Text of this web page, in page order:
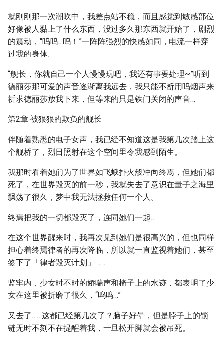
就刚刚那一次潮吹中，我差点站不稳，而且感觉到敏感部位
好像被人黏上了什么东西，没过多久那东西就开始了，剧烈
的震动，“呜呜…呜！”一阵阵强烈的快感如同，电流一样穿
过我的身体。
“舰长，你就自己一个人慢慢玩吧，我还有事要处理~”听到
德丽莎那可爱的声音逐渐离我远去，我只能不断用呜烟声来
祈求德丽莎放我下来，但等来的只是铁门关闭的声音…
第2章 被狠狠的欺负的舰长
伴随着熟悉的电子女声，我已经不知道这是我第几次踏上这
个舰桥了，烈日照射在这个空间里令我感到陌生。
我那时看着她们为了世界如飞蛾扑火般冲向终焉，但她们都
死了，在世界毁灭的前一秒，我就失去了意识在量子之海里
飘荡了很久，梦中我无法拯救任何一个人。
终焉把我的一切都毁灭了，连同她们一起…
在这个世界醒来时，我再次见到她们是很高兴的，但也同样
担心着终焉律者的再次降临，所以就一直监视着她们，甚至
签下了「律者毁灭计划」……
监牢内，少女时不时的娇喘声和椅子上的水迹，都表明了少
女在这里被折磨了很久，“呜呜…”
又去了……这都已经第几次了？脑子好晕，但是脖子上的锁
链无时不刻不在提醒着我，一旦松开脚就会被吊死。